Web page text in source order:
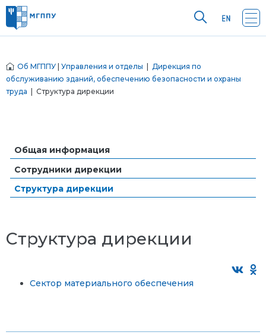
Об МГППУ Управления и отделы
Дирекция по
обслуживанию зданий, обеспечению безопасности и охраны
труда | Структура дирекции
Общая информация
Сотрудники дирекции
Структура дирекции
Структура дирекции
Сектор материального обеспечения